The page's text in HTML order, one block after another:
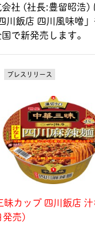
社 (社長:豊留昭浩)
川飯店 四川風味噌
で新発売します。
プレスリリース
昧カップ 四川飯店
発売)